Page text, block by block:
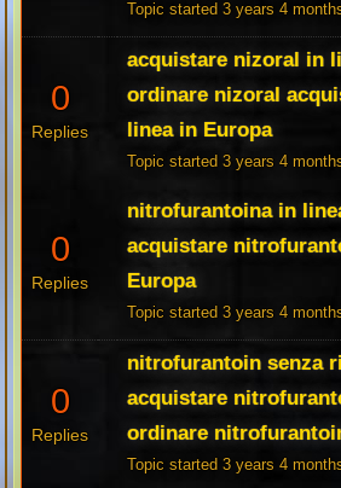
Topic started 3 years 4
0
Replies
acquistare nizoral in
ordinare nizoral
linea in Europa
Topic started 3 years 4
0
Replies
nitrofurantoina in
acquistare
Europa
Topic started 3 years 4
0
Replies
nitrofurantoin senza
acquistare
ordinare
Topic started 3 years 4